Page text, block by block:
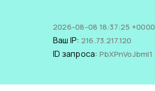
2026-08-08 18:37:25 +0000
Ваш IP: 216.73.217.120
ID запроса: PbXPnVoJbmI1